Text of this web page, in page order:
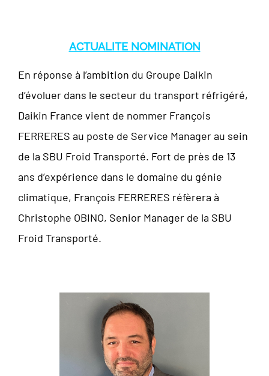
ACTUALITE NOMINATION
En réponse à l’ambition du Groupe Daikin
d’évoluer dans le secteur du transport réfrigéré,
Daikin France vient de nommer François
FERRERES au poste de Service Manager au sein
de la SBU Froid Transporté. Fort de près de 13
ans d’expérience dans le domaine du génie
climatique, François FERRERES réfèrera à
Christophe OBINO, Senior Manager de la SBU
Froid Transporté.